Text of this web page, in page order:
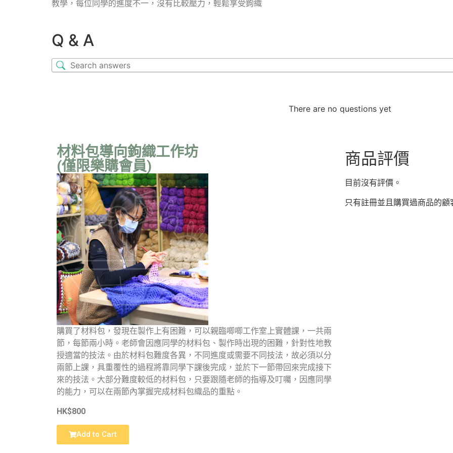
教學，每位同學的進度不一，沒有比較壓力，輕鬆享受鉤織
Q & A
There are no questions yet
材料包導向鉤織工作坊
(僅限樂購會員)
購買了材料包，發現在製作上有困難，可以親臨唧唧工作室上實體課，一共兩
節，每節兩小時。老師會因應同學的材料包、製作時出現的困難，針對性地教
授適當的技法。由於材料包難度各異，不同進度或需要不同技法，故必須以分
兩節上課，具重覆性的過程將靠同學下課後完成，並於下一節帶回來完成接下
來的技法。大部分難度較低的材料包，只要跟隨老師的指導及叮囑，因應同學
的能力，可以在兩節內掌握完成材料包織品的重點。
HK$800
Add to Cart
商品評價
目前沒有評價。
只有註冊並且購買過商品的顧